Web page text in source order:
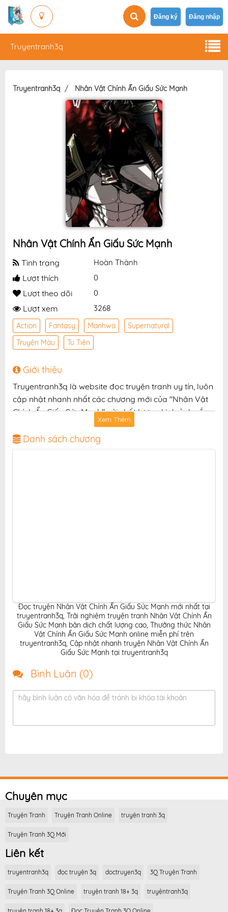
Đăng ký Đăng nhập
Truyentranh3q
Truyentranh3q Nhân Vật Chính Ẩn Giấu Sức Mạnh
Nhân Vật Chính Ẩn Giấu Sức Mạnh
Tình trạng Hoàn Thành
Lượt thích 0
Lượt theo dõi 0
Lượt xem 3268
Action Fantasy Manhwa
Supernatural
Truyện Màu
Tu Tiên
Giới thiệu
Truyentranh3q là website đọc truyện tranh uy tín, luôn
cập nhật nhanh nhất các chương mới của "Nhân Vật
Chính Ẩn Giấu Sức Mạnh" với chất lượng hình ảnh sắc
nét, bản dịch chuẩn và giao diện thân thiện, mang đến
trải nghiệm đọc truyện hấp dẫn, tiện lợi, hoàn toàn
miễn phí cho độc giả yêu thích truyện tranh online.
Xem Thêm
Danh sách chương
Đọc truyện Nhân Vật Chính Ẩn Giấu Sức Mạnh mới nhất tại
truyentranh3q, Trải nghiệm truyện tranh Nhân Vật Chính Ẩn
Giấu Sức Mạnh bản dịch chất lượng cao, Thưởng thức Nhân
Vật Chính Ẩn Giấu Sức Mạnh online miễn phí trên
truyentranh3q, Cập nhật nhanh truyện Nhân Vật Chính Ẩn
Giấu Sức Mạnh tại truyentranh3q
Bình Luận (0)
hãy bình luận có văn hóa để tránh bị khóa tài khoản
Chuyên mục
Truyện Tranh Truyện Tranh Online truyện tranh 3q
Truyện Tranh 3Q Mới
Liên kết
truyentranh3q đọc truyện 3q doctruyen3q 3Q Truyện Tranh
Truyện Tranh 3Q Online truyện tranh 18+ 3q truyệntranh3q